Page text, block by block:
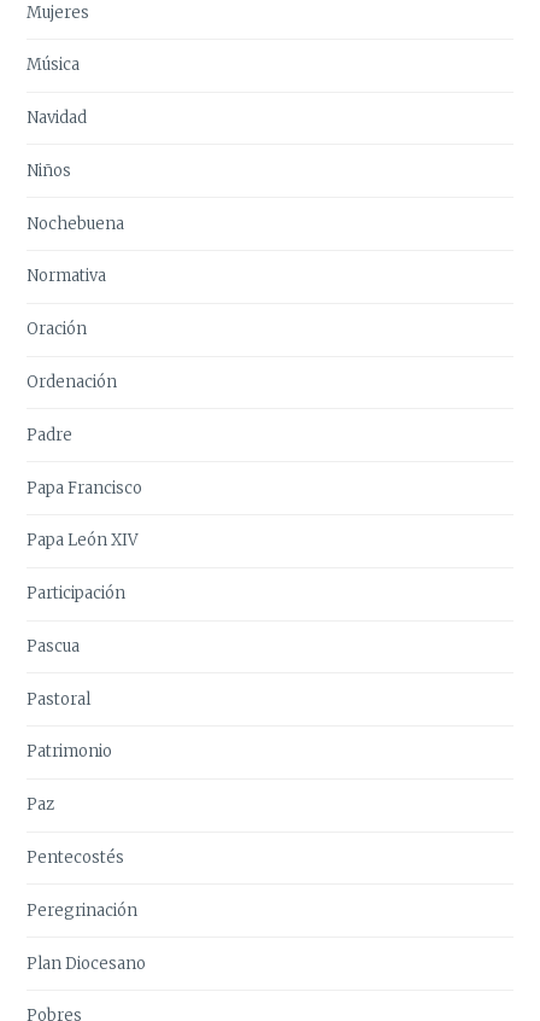
Mujeres
Música
Navidad
Niños
Nochebuena
Normativa
Oración
Ordenación
Padre
Papa Francisco
Papa León XIV
Participación
Pascua
Pastoral
Patrimonio
Paz
Pentecostés
Peregrinación
Plan Diocesano
Pobres